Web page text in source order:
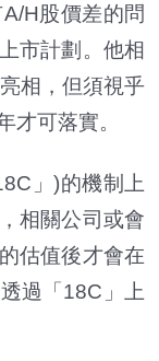
H股價差的問
市計劃。他相
相，但須視乎
才可落實。
」)的機制上
相關公司或會
估值後才會在
過「18C」上